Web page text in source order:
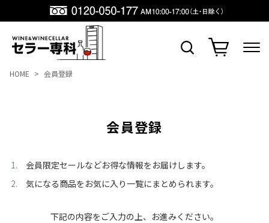
HOME 会員登録
会員登録
会員限定セールなどお得な情報をお届けします。
気になる商品をお気に入り一覧にまとめられます。
下記の内容をご入力の上、お進みください。